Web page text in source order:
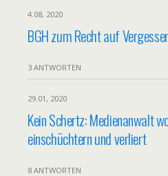
4.08, 2020
BGH zum Recht auf
3 ANTWORTEN
29.01, 2020
Kein Schertz: Medienanwalt
einschüchtern und verliert
8 ANTWORTEN